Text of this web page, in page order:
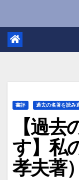
書評 過去の名著を読み
【過
す】私
孝夫著）